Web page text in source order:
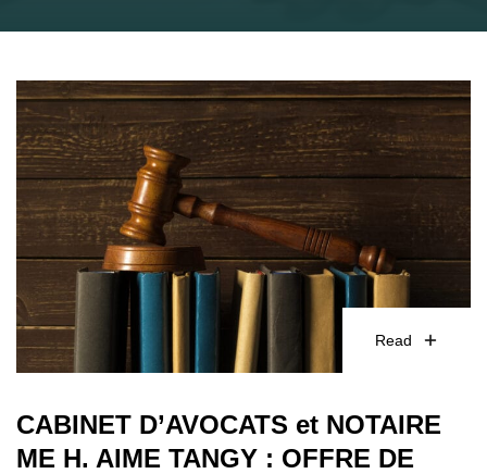
Read
CABINET D’AVOCATS et NOTAIRE
ME H. AIME TANGY : OFFRE DE